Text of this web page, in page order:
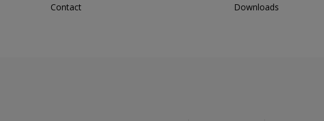
Contact
Downloads